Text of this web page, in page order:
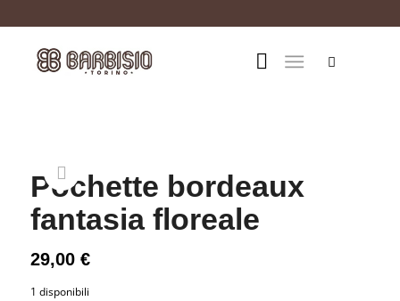
Pochette bordeaux
fantasia floreale
29,00 €
1 disponibili